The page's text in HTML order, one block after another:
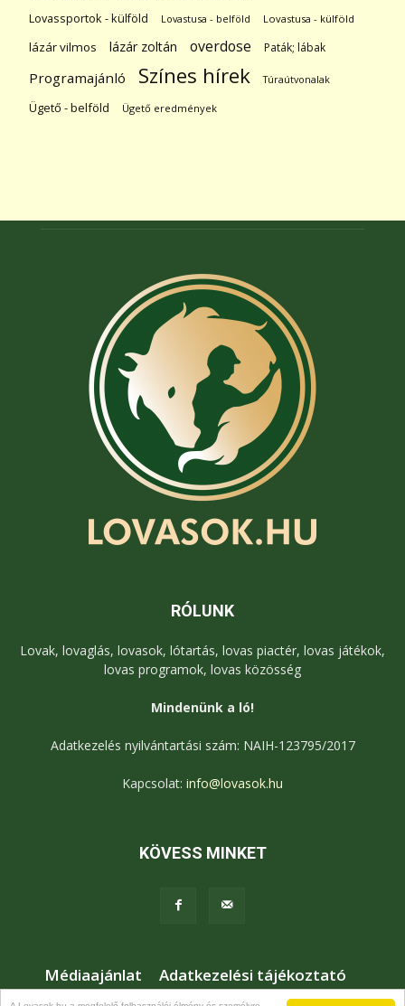
Lovassportok - külföld Lovastusa - belföld Lovastusa - külföld
lázár vilmos lázár zoltán overdose Paták; lábak
Programajánló Színes hírek Túraútvonalak
Ügető - belföld Ügető eredmények
RÓLUNK
Lovak, lovaglás, lovasok, lótartás, lovas piactér, lovas játékok,
lovas programok, lovas közösség
Mindenünk a ló!
Adatkezelés nyilvántartási szám: NAIH-123795/2017
Kapcsolat: info@lovasok.hu
KÖVESS MINKET
Médiaajánlat
Adatkezelési tájékoztató
Jogi nyilatkozat
Karrier Kapcsolat